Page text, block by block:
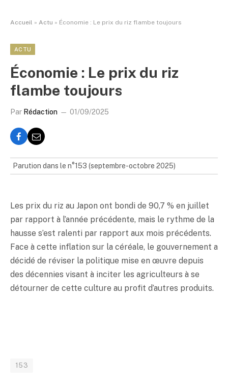
Accueil » Actu » Économie : Le prix du riz flambe toujours
ACTU
Économie : Le prix du riz
flambe toujours
Par Rédaction 01/09/2025
Parution dans le n°153 (septembre-octobre 2025)
Les prix du riz au Japon ont bondi de 90,7 % en juillet
par rapport à l’année précédente, mais le rythme de la
hausse s’est ralenti par rapport aux mois précédents.
Face à cette inflation sur la céréale, le gouvernement a
décidé de réviser la politique mise en œuvre depuis
des décennies visant à inciter les agriculteurs à se
détourner de cette culture au profit d’autres produits.
153